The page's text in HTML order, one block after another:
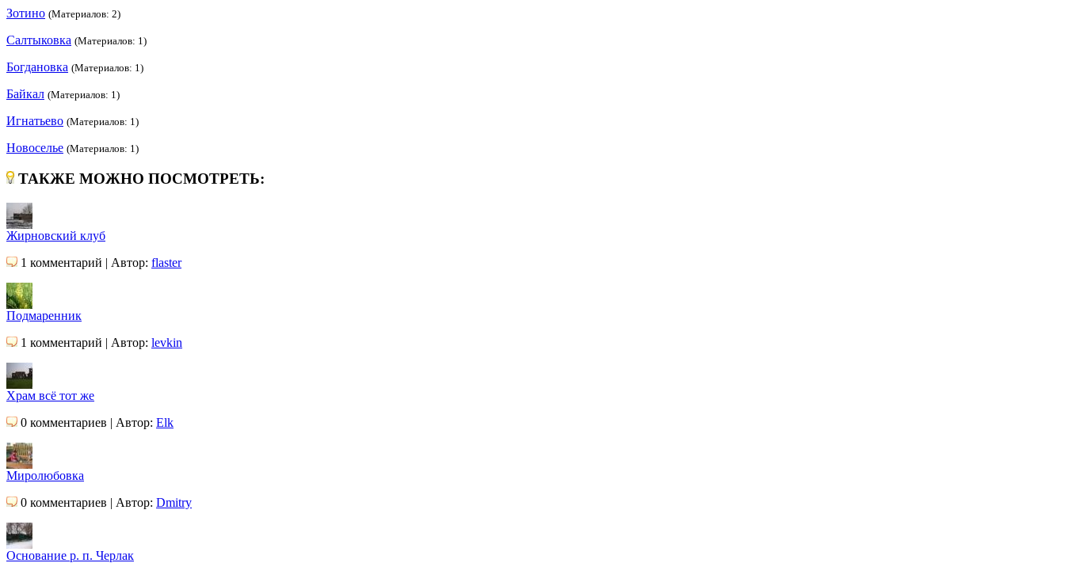
Зотино (Материалов: 2)
Салтыковка (Материалов: 1)
Богдановка (Материалов: 1)
Байкал (Материалов: 1)
Игнатьево (Материалов: 1)
Новоселье (Материалов: 1)
ТАКЖЕ МОЖНО ПОСМОТРЕТЬ:
Жирновский клуб
1 комментарий | Автор: flaster
Подмаренник
1 комментарий | Автор: levkin
Храм всё тот же
0 комментариев | Автор: Elk
Миролюбовка
0 комментариев | Автор: Dmitry
Основание р. п. Черлак